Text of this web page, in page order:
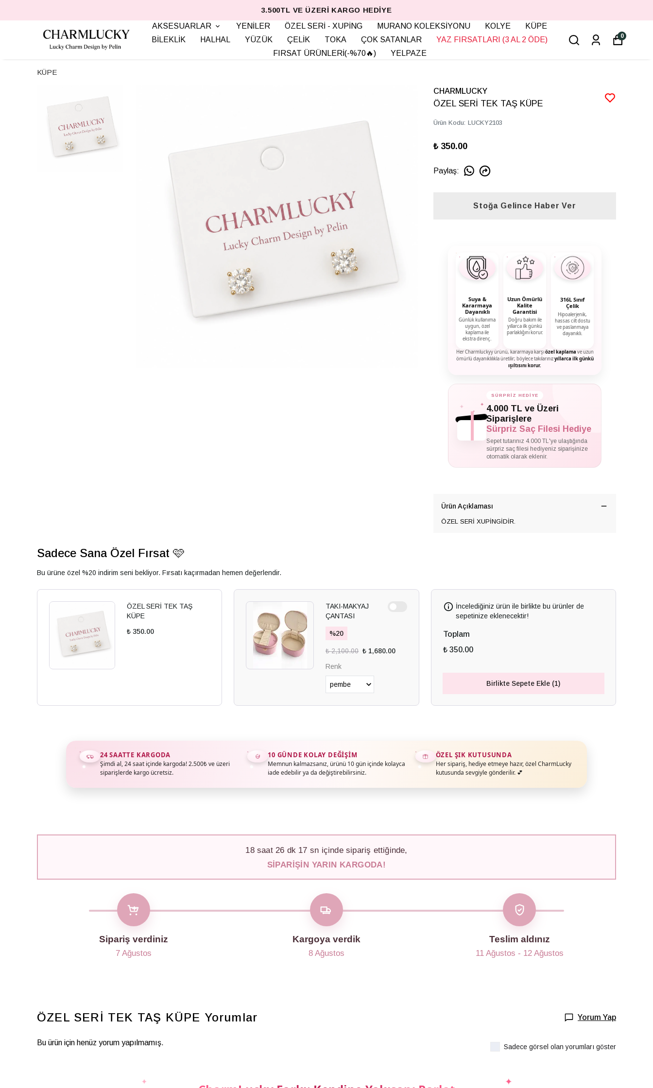
3.500TL VE ÜZERI KARGO HEDIYE
AKSESUARLAR
YENİLER ÖZEL SERİ - XUPİNG MURANO KOLEKSİYONU KOLYE
KÜPE
BİLEKLİK
HALHAL YÜZÜK ÇELİK TOKA ÇOK SATANLAR
YAZ FIRSATLARI (3 AL 2 ÖDE)
FIRSAT ÜRÜNLERİ(-%70🔥)
YELPAZE
0
KÜPE
CHARMLUCKY
ÖZEL SERİ TEK TAŞ KÜPE
Ürün Kodu: LUCKY2103
₺ 350.00
Paylaş:
Stoğa Gelince Haber Ver
Suya &
Kararmaya
Dayanıklı
Günlük kullanıma
uygun, özel
kaplama ile
ekstra direnç.
Uzun Ömürlü
Kalite
Garantisi
Doğru bakım ile
yıllarca ilk günkü
parlaklığını korur.
316L Sınıf
Çelik
Hipoalerjenik,
hassas cilt dostu
ve paslanmaya
dayanıklı.
Her Charmluckyy ürünü, kararmaya karşıözel kaplama ve uzun
ömürlü dayanıklılıkla üretilir; böylece takılarınızyıllarca ilk günkü
ışıltısını korur.
✦ ✦
✦
SÜRPRİZ HEDİYE
4.000 TL ve Üzeri
Siparişlere
Sürpriz Saç Filesi Hediye
Sepet tutarınız 4.000 TL'ye ulaştığında
sürpriz saç filesi hediyeniz siparişinize
otomatik olarak eklenir.
Ürün Açıklaması
ÖZEL SERİ XUPİNGİDİR.
Sadece Sana Özel Fırsat 🩷
Bu ürüne özel %20 indirim seni bekliyor. Fırsatı kaçırmadan hemen değerlendir.
ÖZEL SERİ TEK TAŞ
KÜPE
₺ 350.00
TAKI-MAKYAJ
ÇANTASI
%20
₺ 2,100.00 ₺ 1,680.00
Renk
İncelediğiniz ürün ile birlikte bu ürünler de
sepetinize eklenecektir!
Toplam
₺ 350.00
Birlikte Sepete Ekle (1)
24 SAATTE KARGODA
Şimdi al, 24 saat içinde kargoda! 2.500₺ ve üzeri
siparişlerde kargo ücretsiz.
10 GÜNDE KOLAY DEĞIŞIM
Memnun kalmazsanız, ürünü 10 gün içinde kolayca
iade edebilir ya da değiştirebilirsiniz.
ÖZEL ŞIK KUTUSUNDA
Her sipariş, hediye etmeye hazır, özel CharmLucky
kutusunda sevgiyle gönderilir. 💕
18saat 26 dk 15 sn içinde sipariş ettiğinde,
SIPARIŞIN YARIN KARGODA!
Sipariş verdiniz
7 Ağustos
Kargoya verdik
8 Ağustos
Teslim aldınız
11 Ağustos - 12 Ağustos
ÖZEL SERİ TEK TAŞ KÜPE Yorumlar Yorum Yap
Bu ürün için henüz yorum yapılmamış. Sadece görsel olan yorumları göster